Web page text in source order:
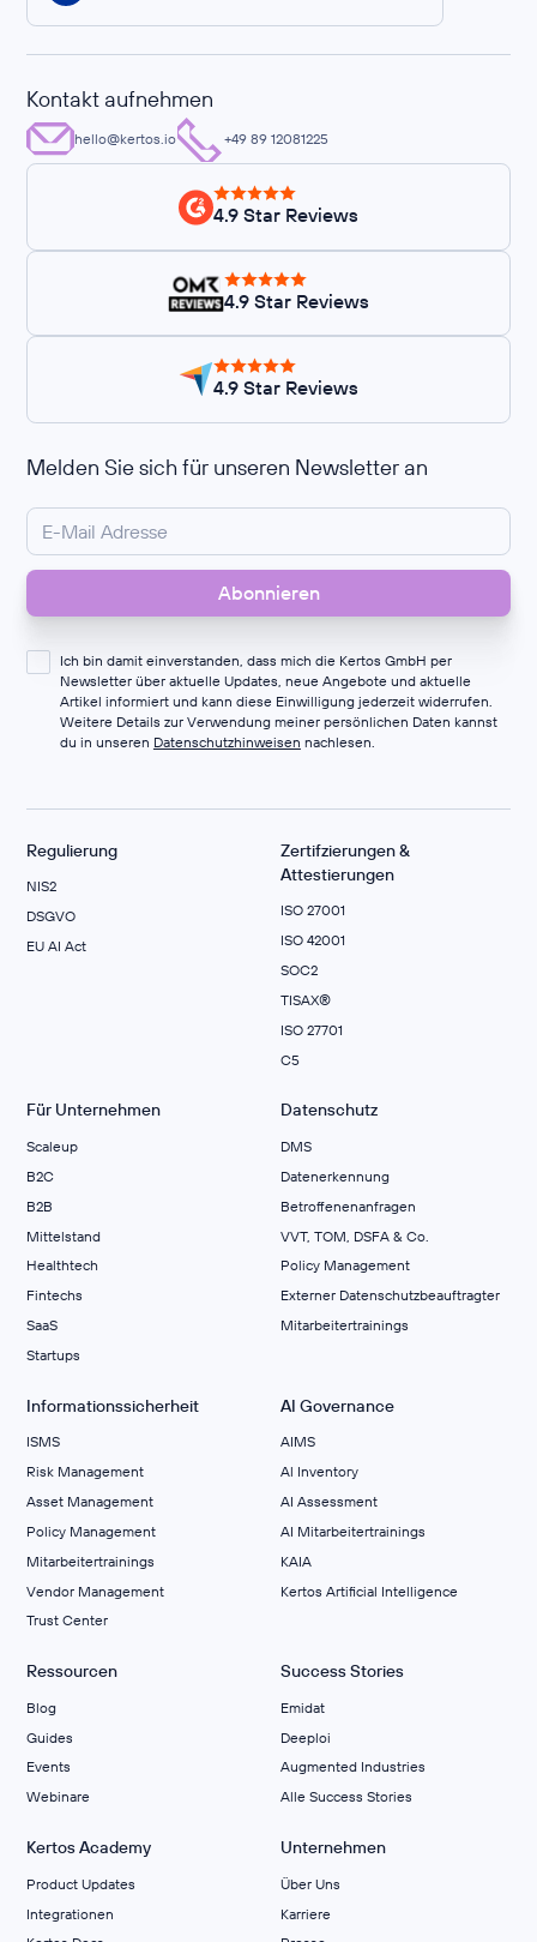
Kontakt aufnehmen
hello@kertos.io +49 89 12081225
4.9 Star Reviews
4.9 Star Reviews
4.9 Star Reviews
Melden Sie sich für unseren Newsletter an
Ich bin damit einverstanden, dass mich die Kertos GmbH per
Newsletter über aktuelle Updates, neue Angebote und aktuelle
Artikel informiert und kann diese Einwilligung jederzeit widerrufen.
Weitere Details zur Verwendung meiner persönlichen Daten kannst
du in unseren Datenschutzhinweisen nachlesen.
Regulierung
NIS2
DSGVO
EU AI Act
Zertifzierungen &
Attestierungen
ISO 27001
ISO 42001
SOC2
TISAX®
ISO 27701
C5
Für Unternehmen
Scaleup
B2C
B2B
Mittelstand
Healthtech
Fintechs
SaaS
Startups
Datenschutz
DMS
Datenerkennung
Betroffenenanfragen
VVT, TOM, DSFA & Co.
Policy Management
Externer Datenschutzbeauftragter
Mitarbeitertrainings
Informationssicherheit
ISMS
Risk Management
Asset Management
Policy Management
Mitarbeitertrainings
Vendor Management
Trust Center
AI Governance
AIMS
Al Inventory
AI Assessment
AI Mitarbeitertrainings
KAIA
Kertos Artificial Intelligence
Ressourcen
Blog
Guides
Events
Webinare
Success Stories
Emidat
Deeploi
Augmented Industries
Alle Success Stories
Kertos Academy
Product Updates
Integrationen
Unternehmen
Über Uns
Karriere